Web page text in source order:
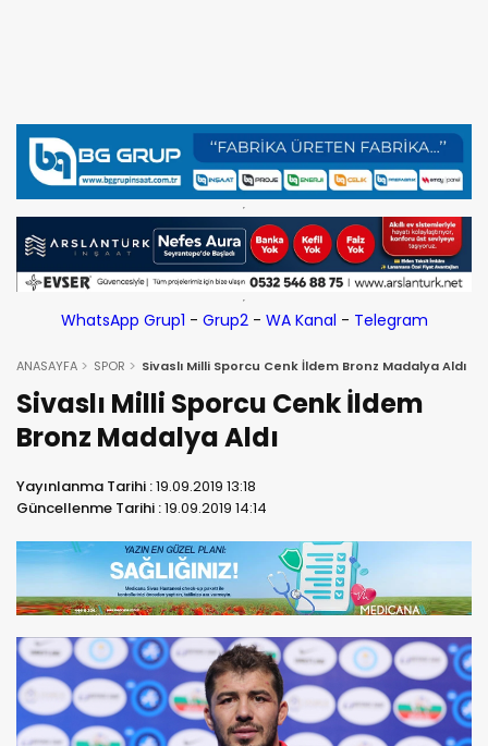
WhatsApp Grup1 - Grup2- WA Kanal - Telegram
ANASAYFA SPOR Sivaslı Milli Sporcu Cenk İldem Bronz Madalya Aldı
Sivaslı Milli Sporcu Cenk İldem
Bronz Madalya Aldı
Yayınlanma Tarihi :19.09.2019 13:18
Güncellenme Tarihi :19.09.2019 14:14